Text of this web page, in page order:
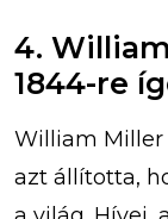
4.
1844-re
William Miller
azt állította,